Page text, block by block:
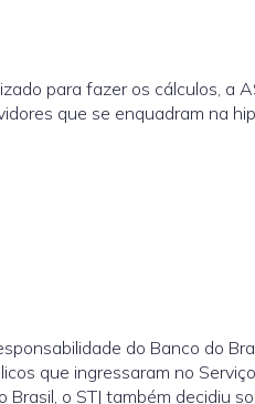
para fazer os cálculos, a
que se enquadram na
do Banco do
que ingressaram no
o STJ também decidiu